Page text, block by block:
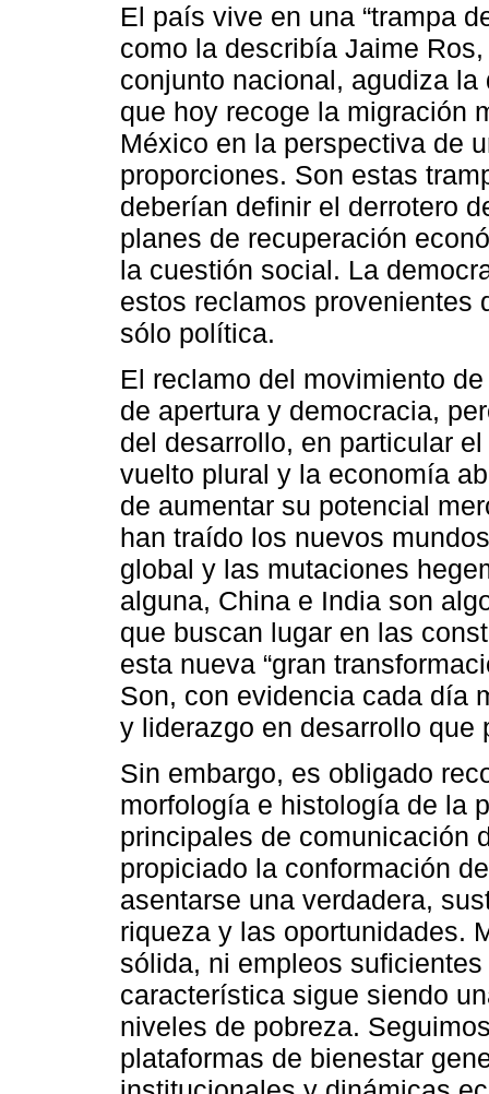
El país vive en una “trampa
como la describía Jaime
conjunto nacional, agudiza
que hoy recoge la migración
México en la perspectiva de
proporciones. Son estas
deberían definir el derrotero
planes de recuperación
la cuestión social. La
estos reclamos provenientes
sólo política.
El reclamo del movimiento
de apertura y democracia,
del desarrollo, en particular
vuelto plural y la economía
de aumentar su potencial
han traído los nuevos
global y las mutaciones
alguna, China e India son
que buscan lugar en las
esta nueva “gran
Son, con evidencia cada día
y liderazgo en desarrollo que
Sin embargo, es obligado
morfología e histología de la
principales de comunicación
propiciado la conformación
asentarse una verdadera,
riqueza y las oportunidades.
sólida, ni empleos
característica sigue siendo
niveles de pobreza.
plataformas de bienestar